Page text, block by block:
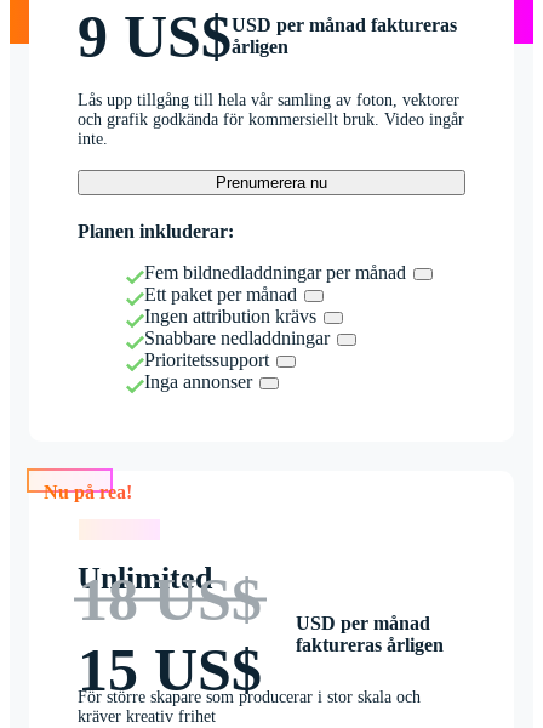
9 US$USD per månad faktureras
årligen
Lås upp tillgång till hela vår samling av foton, vektorer
och grafik godkända för kommersiellt bruk. Video ingår
inte.
Prenumerera nu
Planen inkluderar:
Fem bildnedladdningar per månad
Ett paket per månad
Ingen attribution krävs
Snabbare nedladdningar
Prioritetssupport
Inga annonser
Nu på rea!
Unlimited
18 US$
15 US$
USD per månad
faktureras årligen
För större skapare som producerar i stor skala och
kräver kreativ frihet